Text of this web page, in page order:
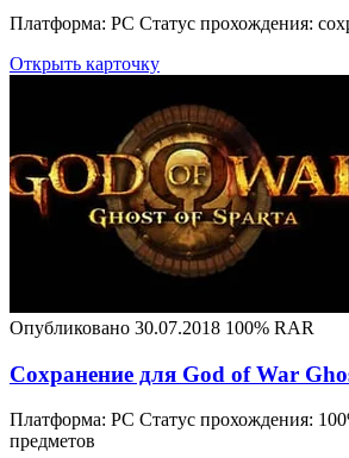
Платформа: PC Статус прохождения:
Открыть карточку
Опубликовано 30.07.2018 100% RAR
Сохранение для God of War
Платформа: PC Статус прохождения:
предметов